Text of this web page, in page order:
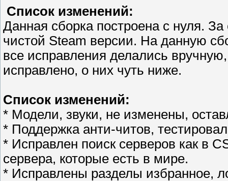
Список изменений:
Данная сборка построена с нуля.
чистой Steam версии. На данную
все исправления делались
исправлено, о них чуть ниже.
Список изменений:
* Модели, звуки, не изменены,
* Поддержка анти-читов,
* Исправлен поиск серверов как в
сервера, которые есть в мире.
* Исправлены разделы избранное,